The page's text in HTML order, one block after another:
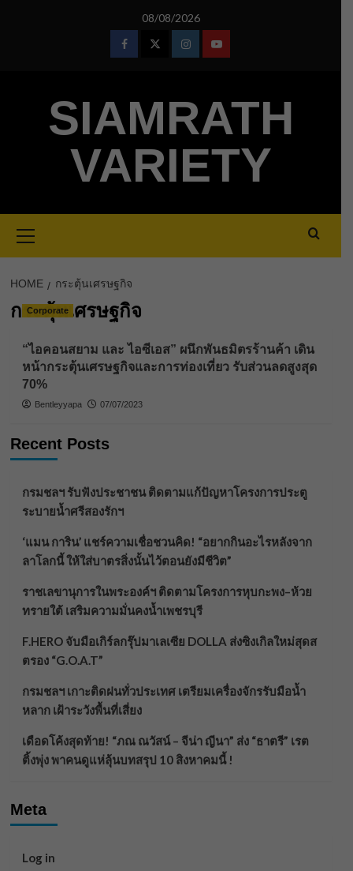
08/08/2026
FacebookTwitterInstagramYoutube
SIAMRATH
VARIETY
Menu
HOME กระตุ้นเศรษฐกิจ
กระตุ้นเศรษฐกิจ
Corporate
“ไอคอนสยาม และ ไอซีเอส” ผนึกพันธมิตรร้านค้า เดิน
หน้ากระตุ้นเศรษฐกิจและการท่องเที่ยว รับส่วนลดสูงสุด
70%
Bentleyyapa 07/07/2023
Recent Posts
กรมชลฯ รับฟังประชาชน ติดตามแก้ปัญหาโครงการประตู
ระบายน้ำศรีสองรักฯ
‘แมน การิน’ แชร์ความเชื่อชวนคิด! “อยากกินอะไรหลังจาก
ลาโลกนี้ ให้ใส่บาตรสิ่งนั้นไว้ตอนยังมีชีวิต”
ราชเลขานุการในพระองค์ฯ ติดตามโครงการหุบกะพง–ห้วย
ทรายใต้ เสริมความมั่นคงน้ำเพชรบุรี
F.HERO จับมือเกิร์ลกรุ๊ปมาเลเซีย DOLLA ส่งซิงเกิลใหม่สุดส
ตรอง “G.O.A.T”
กรมชลฯ เกาะติดฝนทั่วประเทศ เตรียมเครื่องจักรรับมือน้ำ
หลาก เฝ้าระวังพื้นที่เสี่ยง
เดือดโค้งสุดท้าย! “ภณ ณวัสน์ – จีน่า ญีนา” ส่ง “ธาตรี” เรต
ติ้งพุ่ง พาคนดูแห่ลุ้นบทสรุป 10 สิงหาคมนี้ !
Meta
Log in